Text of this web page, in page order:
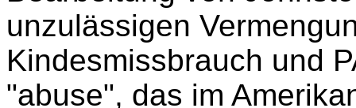
unzulässigen
Kindesmissbrauch und
"abuse", das im